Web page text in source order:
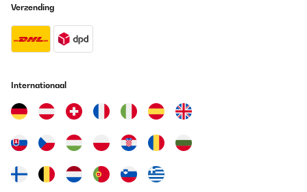
Verzending
Internationaal